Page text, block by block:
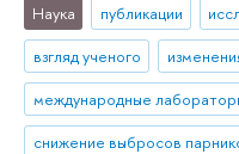
Наука публикации
взгляд ученого
международные
снижение выбросов